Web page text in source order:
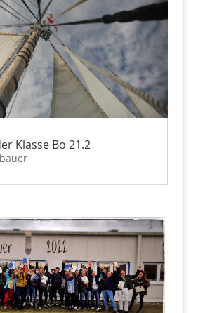
Klasse Bo 21.2